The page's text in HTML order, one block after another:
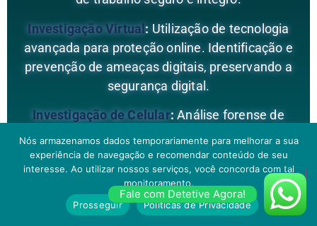
Investigação Virtual: Utilização de tecnologia
avançada para proteção online. Identificação e
prevenção de ameaças digitais, preservando a
segurança digital.
Investigação de Celular: Análise forense de
dispositivos móveis. Recuperação de
informações cruciais, proporcionando clareza
em situações complexas.
Investigação Adolescente:Abordagem sensível
para lidar com questões juvenis. Apoio aos pais
Fale com Detetive Agora!
Nós armazenamos dados temporariamente para melhorar a sua
experiência de navegação e recomendar conteúdo de seu
interesse. Ao utilizar nossos serviços, você concorda com tal
monitoramento.
Prosseguir
Políticas de Privacidade